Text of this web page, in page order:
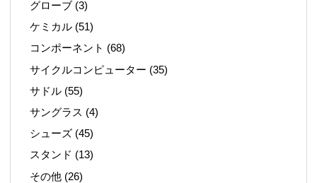
グローブ (3)
ケミカル (51)
コンポーネント (68)
サイクルコンピューター (35)
サドル (55)
サングラス (4)
シューズ (45)
スタンド (13)
その他 (26)